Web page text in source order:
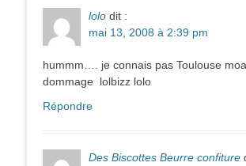
lolo dit :
mai 13, 2008 à 2:39 pm
hummm…. je connais pas Toulouse
dommage lolbizz lolo
Répondre
Des Biscottes Beurre confiture